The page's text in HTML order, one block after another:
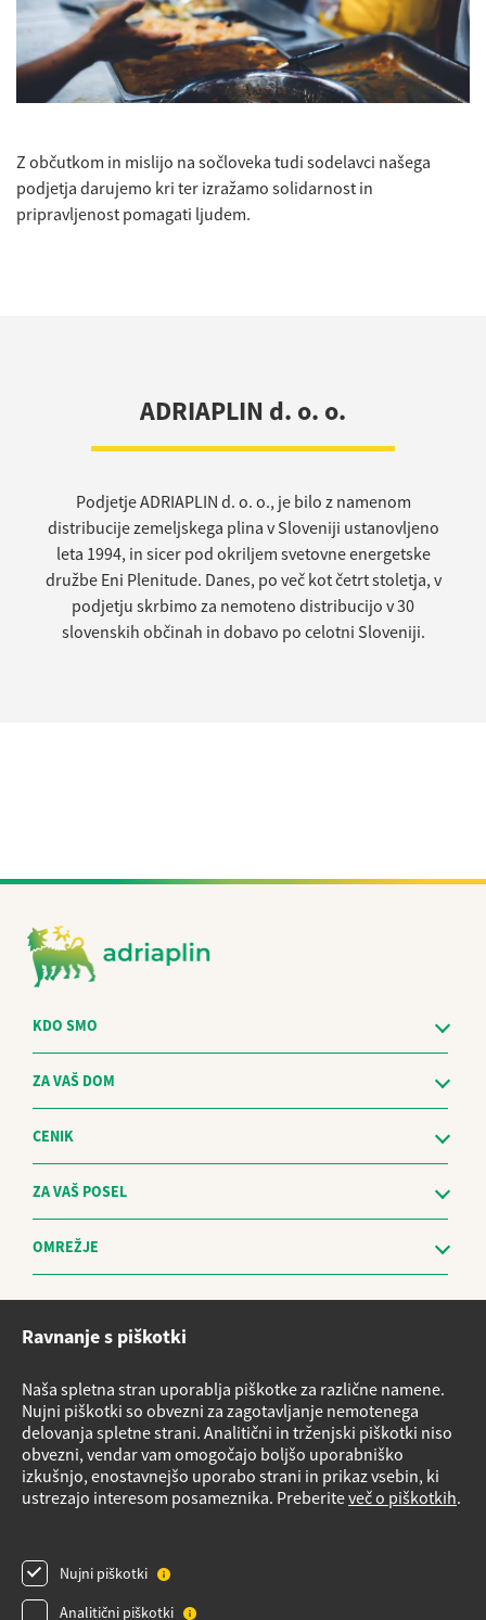
Z občutkom in mislijo na sočloveka tudi sodelavci našega
podjetja darujemo kri ter izražamo solidarnost in
pripravljenost pomagati ljudem.
ADRIAPLIN d. o. o.
Podjetje ADRIAPLIN d. o. o., je bilo z namenom
distribucije zemeljskega plina v Sloveniji ustanovljeno
leta 1994, in sicer pod okriljem svetovne energetske
družbe Eni Plenitude. Danes, po več kot četrt stoletja, v
podjetju skrbimo za nemoteno distribucijo v 30
slovenskih občinah in dobavo po celotni Sloveniji.
KDO SMO
ZA VAŠ DOM
CENIK
ZA VAŠ POSEL
OMREŽJE
Sistem za prijavo nepravilnosti in obravnavo prijaviteljev - The
Vloge za storitve
Načrt nujnih ukrepov v primeru izrednih razmer
Izvensodno reševanje potrošniških sporov
Varnostni listi
Pregled plinske napeljave
Videonadzor
Ravnanje s piškotki
Naša spletna stran uporablja piškotke za različne namene.
Nujni piškotki so obvezni za zagotavljanje nemotenega
delovanja spletne strani. Analitični in trženjski piškotki niso
obvezni, vendar vam omogočajo boljšo uporabniško
izkušnjo, enostavnejšo uporabo strani in prikaz vsebin, ki
ustrezajo interesom posameznika. Preberiteveč o piškotkih.
Nujni piškotki
Analitični piškotki